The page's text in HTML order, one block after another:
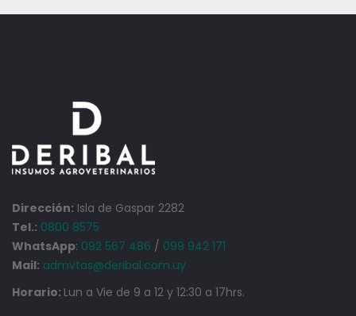
Dirección: Isla de Gaspar 2282
Tel.: 0800 8575
WhatsApp: 092 567 486 / 099 942 171
Mail: admvtas@deribal.com.uy
Horario: Lun a Vie de 9 a 12 y 12:30 a 17hrs.